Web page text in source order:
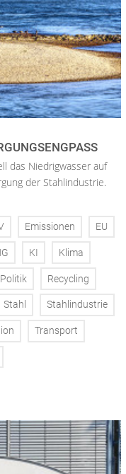
das Niedrigwasser auf
der Stahlindustrie.
Emissionen EU
KI Klima
Politik Recycling
Stahl Stahlindustrie
Transport